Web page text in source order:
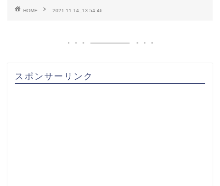
HOME 2021-11-14_13.54.46
スポンサーリンク